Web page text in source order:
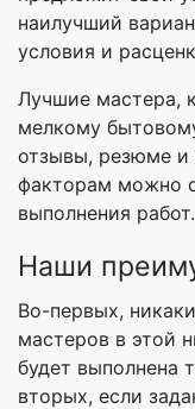
наилучший
условия и
Лучшие мастера,
мелкому
отзывы, резюме
факторам можно
выполнения работ.
Наши
Во-первых,
мастеров в этой
будет выполнена
вторых, если